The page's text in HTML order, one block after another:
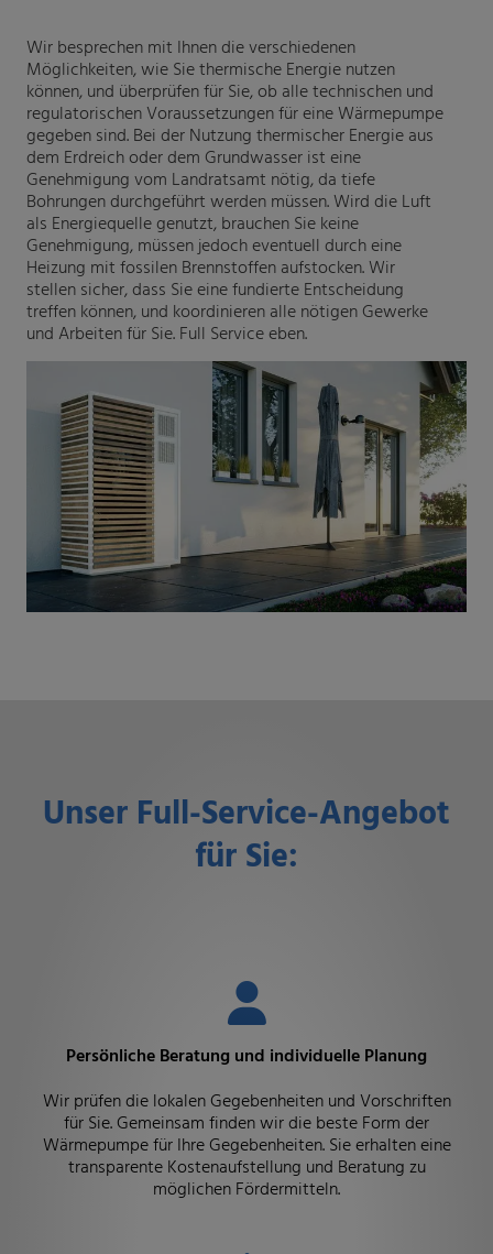
Wir besprechen mit Ihnen die verschiedenen
Möglichkeiten, wie Sie thermische Energie nutzen
können, und überprüfen für Sie, ob alle technischen und
regulatorischen Voraussetzungen für eine Wärmepumpe
gegeben sind. Bei der Nutzung thermischer Energie aus
dem Erdreich oder dem Grundwasser ist eine
Genehmigung vom Landratsamt nötig, da tiefe
Bohrungen durchgeführt werden müssen. Wird die Luft
als Energiequelle genutzt, brauchen Sie keine
Genehmigung, müssen jedoch eventuell durch eine
Heizung mit fossilen Brennstoffen aufstocken. Wir
stellen sicher, dass Sie eine fundierte Entscheidung
treffen können, und koordinieren alle nötigen Gewerke
und Arbeiten für Sie. Full Service eben.
Unser Full-Service-Angebot
für Sie:
Persönliche Beratung und individuelle Planung
Wir prüfen die lokalen Gegebenheiten und Vorschriften
für Sie. Gemeinsam finden wir die beste Form der
Wärmepumpe für Ihre Gegebenheiten. Sie erhalten eine
transparente Kostenaufstellung und Beratung zu
möglichen Fördermitteln.